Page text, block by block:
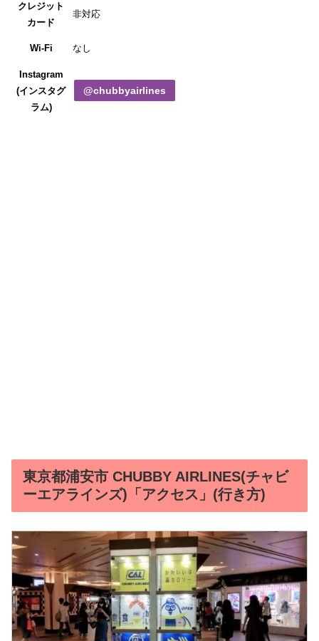
クレジット
カード
非対応
Wi-Fi なし
Instagram
(インスタグ
ラム)
@chubbyairlines
東京都浦安市 CHUBBY AIRLINES(チャビ
ーエアラインズ)「アクセス」(行き方)